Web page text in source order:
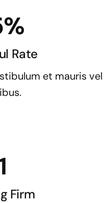
Rate
et mauris vel
Firm